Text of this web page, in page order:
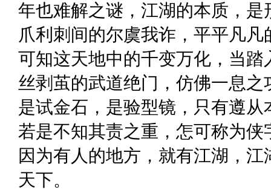
年也难解之谜，江湖的本质，
爪利刺间的尔虞我诈，平平凡
可知这天地中的千变万化，当
丝剥茧的武道绝门，仿佛一息
是试金石，是验型镜，只有遵
若是不知其责之重，怎可称为
因为有人的地方，就有江湖，
天下。